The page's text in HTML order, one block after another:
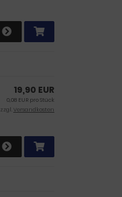
19,90 EUR
0,08 EUR pro Stück
zzgl.Versandkosten